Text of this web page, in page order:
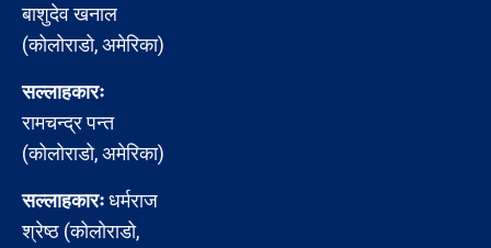
बाशुदेव खनाल
(कोलोराडो, अमेरिका)
सल्लाहकारः
रामचन्द्र पन्त
(कोलोराडो, अमेरिका)
सल्लाहकारःधर्मराज
श्रेष्ठ (कोलोराडो,